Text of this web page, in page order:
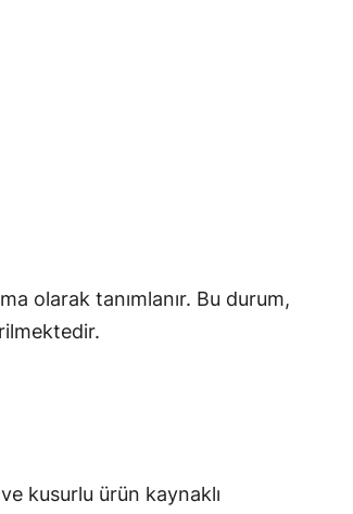
olarak tanımlanır. Bu durum,
kusurlu ürün kaynaklı